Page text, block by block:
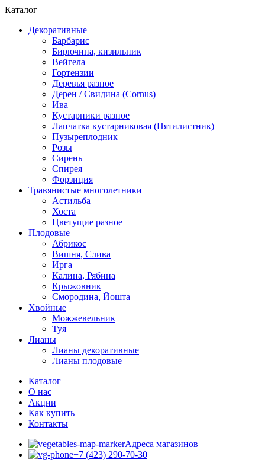
Каталог
Декоративные
Барбарис
Бирючина, кизильник
Вейгела
Гортензии
Деревья разное
Дерен / Свидина (Cornus)
Ива
Кустарники разное
Лапчатка кустарниковая (Пятилистник)
Пузыреплодник
Розы
Сирень
Спирея
Форзиция
Травянистые многолетники
Астильба
Хоста
Цветущие разное
Плодовые
Абрикос
Вишня, Слива
Ирга
Калина, Рябина
Крыжовник
Смородина, Йошта
Хвойные
Можжевельник
Туя
Лианы
Лианы декоративные
Лианы плодовые
Каталог
О нас
Акции
Как купить
Контакты
Адреса магазинов
+7 (423) 290-70-30